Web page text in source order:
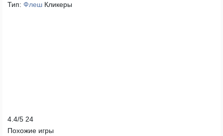
Тип: Флеш Кликеры
4.4/5 24
Похожие игры